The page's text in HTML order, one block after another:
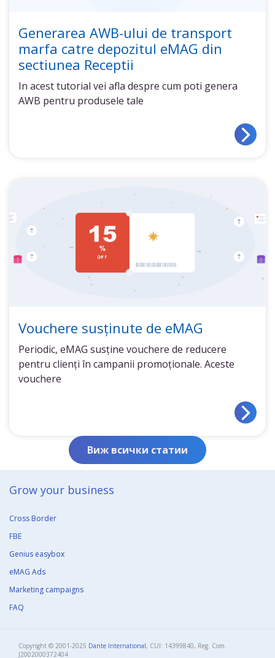
Generarea AWB-ului de transport
marfa catre depozitul eMAG din
sectiunea Receptii
In acest tutorial vei afla despre cum poti genera
AWB pentru produsele tale
Vouchere susținute de eMAG
Periodic, eMAG susține vouchere de reducere
pentru clienți în campanii promoționale. Aceste
vouchere
Виж всички статии
Grow your business​
Cross Border
FBE
Genius easybox
eMAG Ads
Marketing campaigns
FAQ
Copyright © 2001-2025 Dante International, CUI: 14399840, Reg. Com.
J2002000372404​